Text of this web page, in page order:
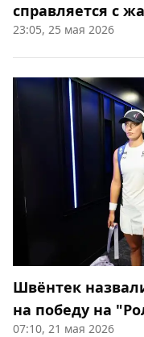
справляется с
23:05, 25 мая 2026
Швёнтек
на победу на
07:10, 21 мая 2026